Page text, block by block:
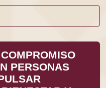
PERSONAS